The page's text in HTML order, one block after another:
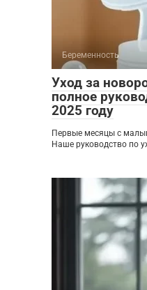
Беременность
Уход за
полное
2025 году
Первые месяцы с
Наше руководство по